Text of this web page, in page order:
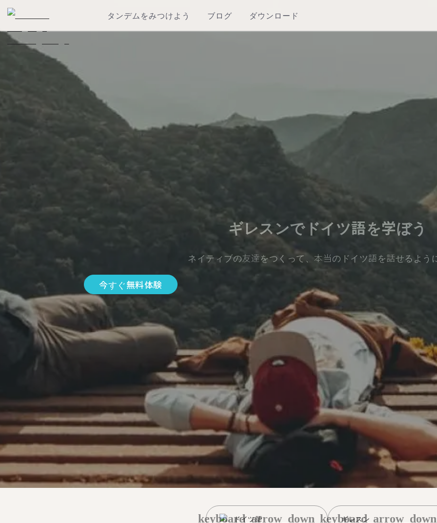
タンデムをみつけよう ブログ ダウンロード
ギレスンでドイツ語を学ぼう
ネイティブの友達をつくって、本当のドイツ語を話せるよう
今すぐ無料体験
ドイツ語
keyboard_arrow_down ギレスン
keyboard_arrow_down